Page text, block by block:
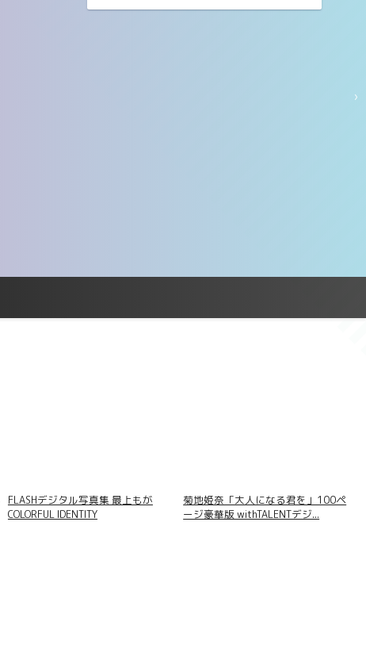
›
FLASHデジタル写真集 最上もが
COLORFUL IDENTITY
菊地姫奈「大人になる君を」100ペ
ージ豪華版 withTALENTデジ...